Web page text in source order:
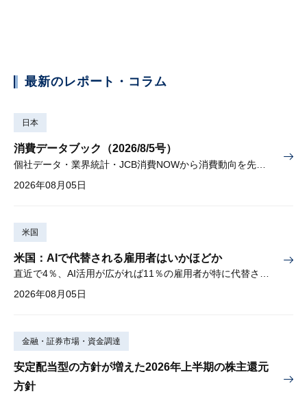
最新のレポート・コラム
日本
消費データブック（2026/8/5号）
2026年08月05日
米国
米国：AIで代替される雇用者はいかほどか
直近で4％、AI活用が広がれば11％の雇用者が特に代替されやすい
2026年08月05日
金融・証券市場・資金調達
安定配当型の方針が増えた2026年上半期の株主還元
方針